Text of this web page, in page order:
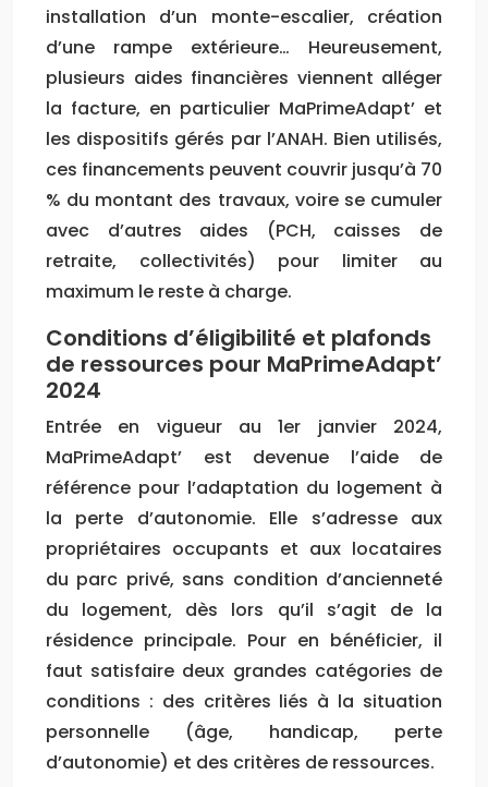
installation d’un monte-escalier, création
d’une rampe extérieure… Heureusement,
plusieurs aides financières viennent alléger
la facture, en particulier MaPrimeAdapt’ et
les dispositifs gérés par l’ANAH. Bien utilisés,
ces financements peuvent couvrir jusqu’à 70
% du montant des travaux, voire se cumuler
avec d’autres aides (PCH, caisses de
retraite, collectivités) pour limiter au
maximum le reste à charge.
Conditions d’éligibilité et plafonds
de ressources pour MaPrimeAdapt’
2024
Entrée en vigueur au 1er janvier 2024,
MaPrimeAdapt’ est devenue l’aide de
référence pour l’adaptation du logement à
la perte d’autonomie. Elle s’adresse aux
propriétaires occupants et aux locataires
du parc privé, sans condition d’ancienneté
du logement, dès lors qu’il s’agit de la
résidence principale. Pour en bénéficier, il
faut satisfaire deux grandes catégories de
conditions : des critères liés à la situation
personnelle (âge, handicap, perte
d’autonomie) et des critères de ressources.